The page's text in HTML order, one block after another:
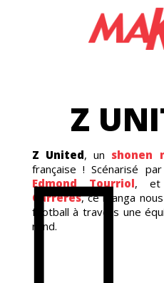
Z
Z United, un shonen
française ! Scénarisé par
Edmond Tourriol, et
Carreres, ce manga
football à travers une
rond.